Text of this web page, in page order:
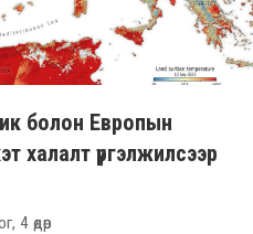
болон Европын
халалт үргэлжилсээр
4 өдөр